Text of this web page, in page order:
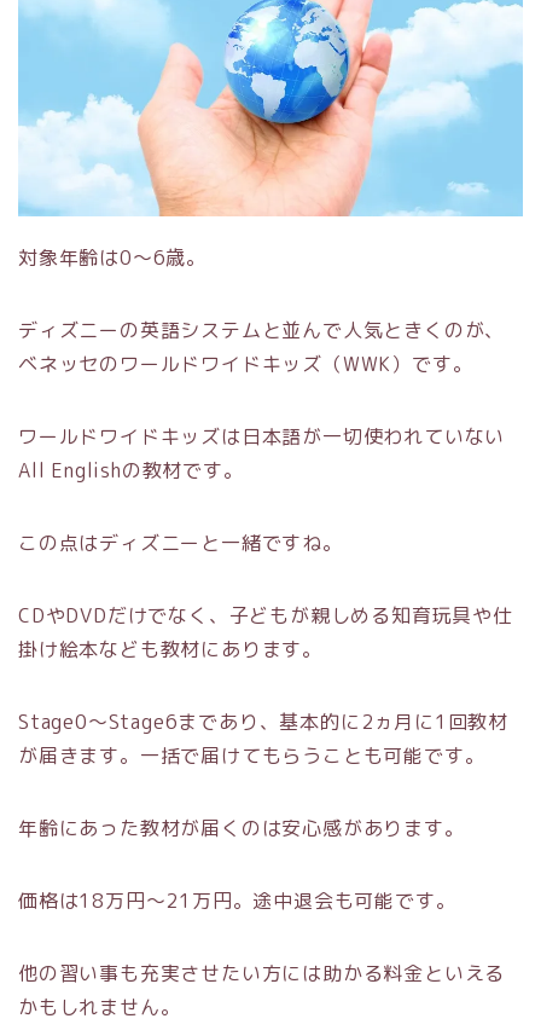
対象年齢は0～6歳。
ディズニーの英語システムと並んで人気ときくのが、
ベネッセのワールドワイドキッズ（WWK）です。
ワールドワイドキッズは日本語が一切使われていない
All Englishの教材です。
この点はディズニーと一緒ですね。
CDやDVDだけでなく、子どもが親しめる知育玩具や仕
掛け絵本なども教材にあります。
Stage0～Stage6まであり、基本的に2ヵ月に1回教材
が届きます。一括で届けてもらうことも可能です。
年齢にあった教材が届くのは安心感があります。
価格は18万円～21万円。途中退会も可能です。
他の習い事も充実させたい方には助かる料金といえる
かもしれません。